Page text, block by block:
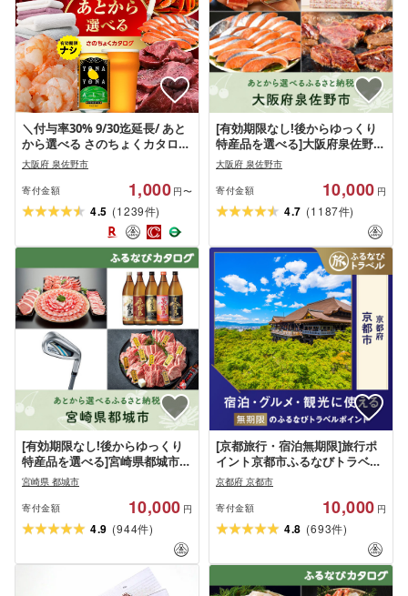
＼付与率30% 9/30迄延長/ あと
から選べる さのちょくカタログ
有効期限なし 満足度9割 ランキ
ング急上昇中 カタログ 肉 よな
よなエール 牛たん ビール 酒 か
に サーモン 野菜 うなぎ タオル
ティッシュ 日用品 あとからセ
レクト 楽天限定 大阪府 泉佐野
市
大阪府 泉佐野市
寄付金額 1,000 円〜
4.5 (1239件)
[有効期限なし!後からゆっくり
特産品を選べる]大阪府泉佐野市
カタログポイント
大阪府 泉佐野市
寄付金額 10,000 円
4.7 (1187件)
[有効期限なし!後からゆっくり
特産品を選べる]宮崎県都城市カ
タログポイント
宮崎県 都城市
寄付金額 10,000 円
4.9 (944件)
[京都旅行・宿泊無期限]旅行ポ
イント京都市ふるなびトラベル
ポイント
京都府 京都市
寄付金額 10,000 円
4.8 (693件)